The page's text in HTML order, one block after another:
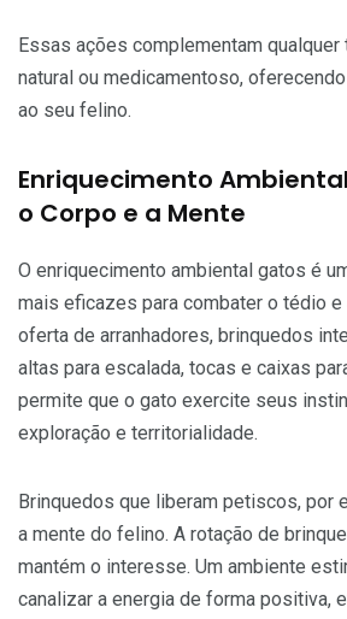
Essas ações complementam qualquer
natural ou medicamentoso,
ao seu felino.
Enriquecimento
o Corpo e a Mente
O enriquecimento ambiental gatos é
mais eficazes para combater o tédio e
oferta de arranhadores, brinquedos
altas para escalada, tocas e caixas
permite que o gato exercite seus
exploração e territorialidade.
Brinquedos que liberam petiscos, por
a mente do felino. A rotação de
mantém o interesse. Um ambiente
canalizar a energia de forma positiva,